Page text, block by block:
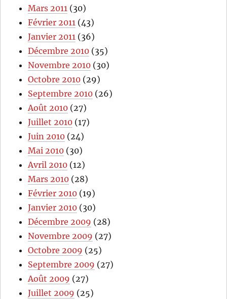
Mars 2011 (30)
Février 2011 (43)
Janvier 2011 (36)
Décembre 2010 (35)
Novembre 2010 (30)
Octobre 2010 (29)
Septembre 2010 (26)
Août 2010 (27)
Juillet 2010 (17)
Juin 2010 (24)
Mai 2010 (30)
Avril 2010 (12)
Mars 2010 (28)
Février 2010 (19)
Janvier 2010 (30)
Décembre 2009 (28)
Novembre 2009 (27)
Octobre 2009 (25)
Septembre 2009 (27)
Août 2009 (27)
Juillet 2009 (25)